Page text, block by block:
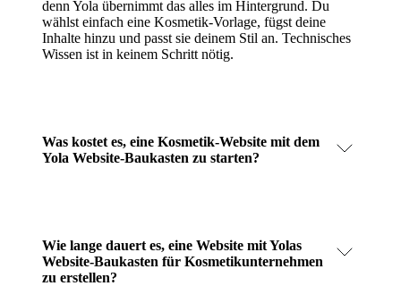
denn Yola übernimmt das alles im Hintergrund. Du
wählst einfach eine Kosmetik-Vorlage, fügst deine
Inhalte hinzu und passt sie deinem Stil an. Technisches
Wissen ist in keinem Schritt nötig.
Was kostet es, eine Kosmetik-Website mit dem
Yola Website-Baukasten zu starten?
Wie lange dauert es, eine Website mit Yolas
Website-Baukasten für Kosmetikunternehmen
zu erstellen?